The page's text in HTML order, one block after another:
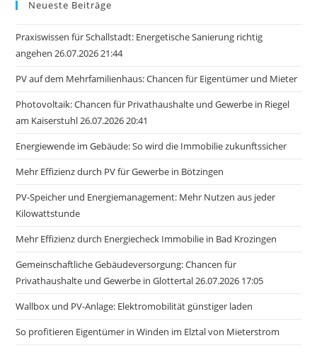
Neueste Beiträge
Praxiswissen für Schallstadt: Energetische Sanierung richtig
angehen 26.07.2026 21:44
PV auf dem Mehrfamilienhaus: Chancen für Eigentümer und Mieter
Photovoltaik: Chancen für Privathaushalte und Gewerbe in Riegel
am Kaiserstuhl 26.07.2026 20:41
Energiewende im Gebäude: So wird die Immobilie zukunftssicher
Mehr Effizienz durch PV für Gewerbe in Bötzingen
PV-Speicher und Energiemanagement: Mehr Nutzen aus jeder
Kilowattstunde
Mehr Effizienz durch Energiecheck Immobilie in Bad Krozingen
Gemeinschaftliche Gebäudeversorgung: Chancen für
Privathaushalte und Gewerbe in Glottertal 26.07.2026 17:05
Wallbox und PV-Anlage: Elektromobilität günstiger laden
So profitieren Eigentümer in Winden im Elztal von Mieterstrom